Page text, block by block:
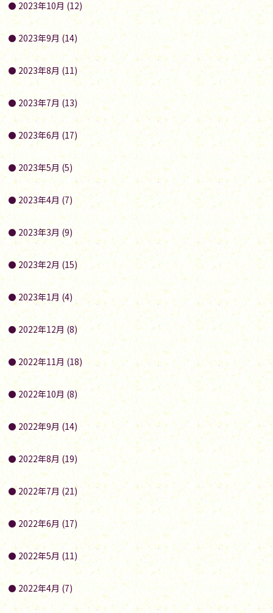
2023年10月 (12)
2023年9月 (14)
2023年8月 (11)
2023年7月 (13)
2023年6月 (17)
2023年5月 (5)
2023年4月 (7)
2023年3月 (9)
2023年2月 (15)
2023年1月 (4)
2022年12月 (8)
2022年11月 (18)
2022年10月 (8)
2022年9月 (14)
2022年8月 (19)
2022年7月 (21)
2022年6月 (17)
2022年5月 (11)
2022年4月 (7)